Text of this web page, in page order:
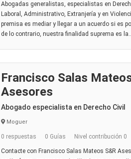
Abogadas generalistas, especialistas en
Laboral, Administrativo, Extranjería y en
premisa es mediar y llegar a un acuerdo si es
de lo contrario, nuestra finalidad suprema es
Francisco Salas
Asesores
Abogado especialista en Derecho Civil
Moguer
0 respuestas 0 Guías Nivel contribución 0
Contacte con Francisco Salas Mateos S&R